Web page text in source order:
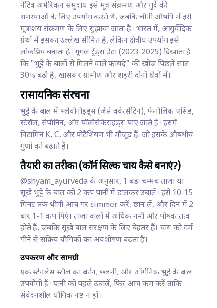
नेटिव अमेरिकन समुदाय इसे मूत्र संक्रमण और गुर्दे की
समस्याओं के लिए उपयोग करते थे, जबकि चीनी औषधि में इसे
मूत्राशय संक्रमण के लिए सुझाया जाता है। भारत में, आयुर्वेदिक
ग्रंथों में इसका उल्लेख सीमित है, लेकिन क्षेत्रीय उपयोग इसे
लोकप्रिय बनाता है। गूगल ट्रेंड्स डेटा (2023-2025) दिखाता है
कि "भुट्टे के बालों से मिलने वाले फायदे" की खोज पिछले साल
30% बढ़ी है, खासकर ग्रामीण और शहरी दोनों क्षेत्रों में।
रासायनिक संरचना
भुट्टे के बाल में फ्लेवोनोइड्स (जैसे क्वेरसेटिन), फेनोलिक एसिड,
स्टेरॉल, सैपोनिन, और पॉलीसेकेराइड्स पाए जाते हैं। इसमें
विटामिन K, C, और पोटैशियम भी मौजूद हैं, जो इसके औषधीय
गुणों को बढ़ाते हैं।
तैयारी का तरीका (कॉर्न सिल्क चाय कैसे बनाएं?)
@shyam_ayurveda के अनुसार, 1 बड़ा चम्मच ताजा या
सूखे भुट्टे के बाल को 2 कप पानी में डालकर उबालें। इसे 10-15
मिनट तक धीमी आंच पर simmer करें, छान लें, और दिन में 2
बार 1-1 कप पिएं। ताजा बालों में अधिक नमी और पोषक तत्व
होते हैं, जबकि सूखे बाल संरक्षण के लिए बेहतर हैं। चाय को गर्म
पीने से सक्रिय यौगिकों का अवशोषण बढ़ता है।
उपकरण और सामग्री
एक स्टेनलेस स्टील का बर्तन, छलनी, और ऑर्गेनिक भुट्टे के बाल
उपयोगी हैं। पानी को पहले उबालें, फिर आंच कम करें ताकि
संवेदनशील यौगिक नष्ट न हों।